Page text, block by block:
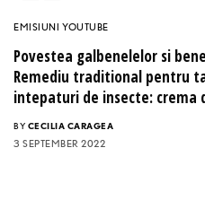
EMISIUNI YOUTUBE
Povestea galbenelelor si
Remediu traditional pentru
intepaturi de insecte: crema
BY CECILIA CARAGEA
3 SEPTEMBER 2022